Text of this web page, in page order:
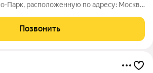
Парк, расположенную по адресу: Москва,
комната, ванна совмещена с СУЗ.
Позвонить